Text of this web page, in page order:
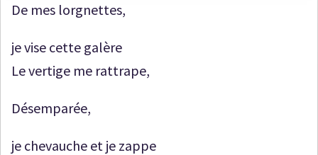
De mes lorgnettes,
je vise cette galère
Le vertige me rattrape,
Désemparée,
je chevauche et je zappe